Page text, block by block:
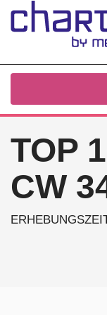
TOP
CW